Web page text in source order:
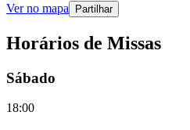
Ver no mapa Partilhar
Horários de Missas
Sábado
18:00